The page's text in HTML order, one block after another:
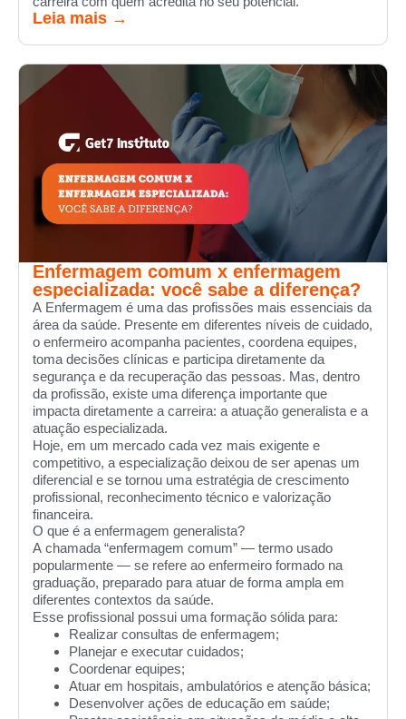
Leia mais →
Enfermagem comum x enfermagem
especializada: você sabe a diferença?
A Enfermagem é uma das profissões mais essenciais da
área da saúde. Presente em diferentes níveis de cuidado,
o enfermeiro acompanha pacientes, coordena equipes,
toma decisões clínicas e participa diretamente da
segurança e da recuperação das pessoas. Mas, dentro
da profissão, existe uma diferença importante que
impacta diretamente a carreira: a atuação generalista e a
atuação especializada.
Hoje, em um mercado cada vez mais exigente e
competitivo, a especialização deixou de ser apenas um
diferencial e se tornou uma estratégia de crescimento
profissional, reconhecimento técnico e valorização
financeira.
O que é a enfermagem generalista?
A chamada “enfermagem comum” — termo usado
popularmente — se refere ao enfermeiro formado na
graduação, preparado para atuar de forma ampla em
diferentes contextos da saúde.
Esse profissional possui uma formação sólida para:
Realizar consultas de enfermagem;
Planejar e executar cuidados;
Coordenar equipes;
Atuar em hospitais, ambulatórios e atenção básica;
Desenvolver ações de educação em saúde;